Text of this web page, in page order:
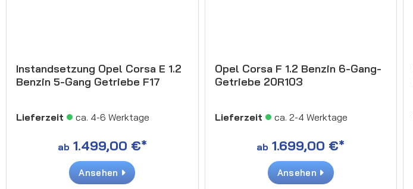
Instandsetzung Opel Corsa E 1.2
Benzin 5-Gang Getriebe F17
Lieferzeit ca. 4-6 Werktage
ab 1.499,00 €*
Ansehen
Opel Corsa F 1.2 Benzin 6-Gang-
Getriebe 20R103
Lieferzeit ca. 2-4 Werktage
ab 1.699,00 €*
Ansehen